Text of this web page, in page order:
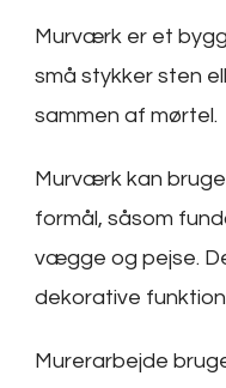
Murværk er et
små stykker sten
sammen af mørtel.
Murværk kan
formål, såsom
vægge og pejse.
dekorative
Murerarbejde